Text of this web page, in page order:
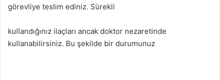
görevliye teslim ediniz. Sürekli
kullandığınız ilaçları ancak doktor nezaretinde
kullanabilirsiniz. Bu şekilde bir durumunuz